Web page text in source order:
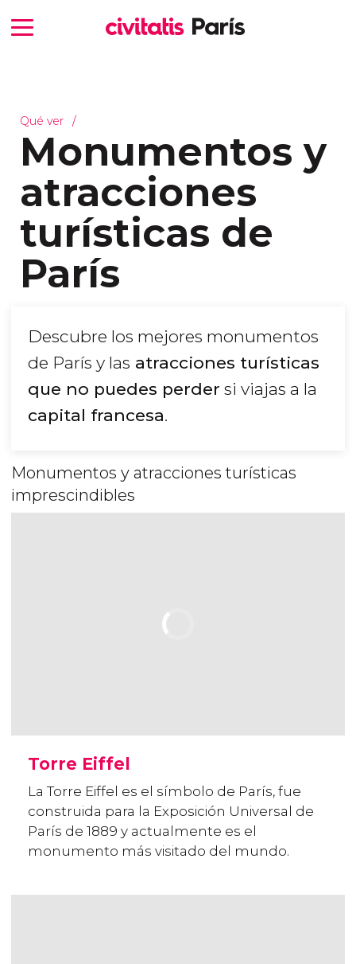
Qué ver
Monumentos y
atracciones
turísticas de
París
Descubre los mejores monumentos
de París y las atracciones turísticas
que no puedes perder si viajas a la
capital francesa.
Monumentos y atracciones turísticas
imprescindibles
Torre Eiffel
La Torre Eiffel es el símbolo de París, fue
construida para la Exposición Universal de
París de 1889 y actualmente es el
monumento más visitado del mundo.